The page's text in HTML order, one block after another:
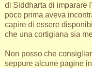
di Siddharta di imparare
poco prima aveva
capire di essere
che una cortigiana sia
Non posso che
seppure alcune pagine